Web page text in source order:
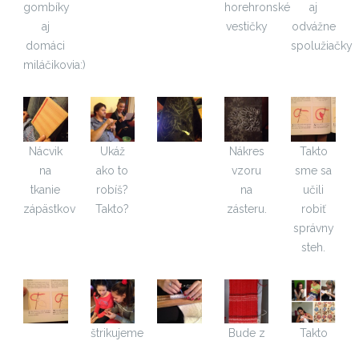
gombíky
aj
domáci
miláčikovia:)
horehronské
vestičky
aj
odvážne
spolužiačky
Nácvik
na
tkanie
zápästkov
Ukáž
ako to
robíš?
Takto?
Nákres
vzoru
na
zásteru.
Takto
sme sa
učili
robiť
správny
steh.
štrikujeme
Bude z
Takto